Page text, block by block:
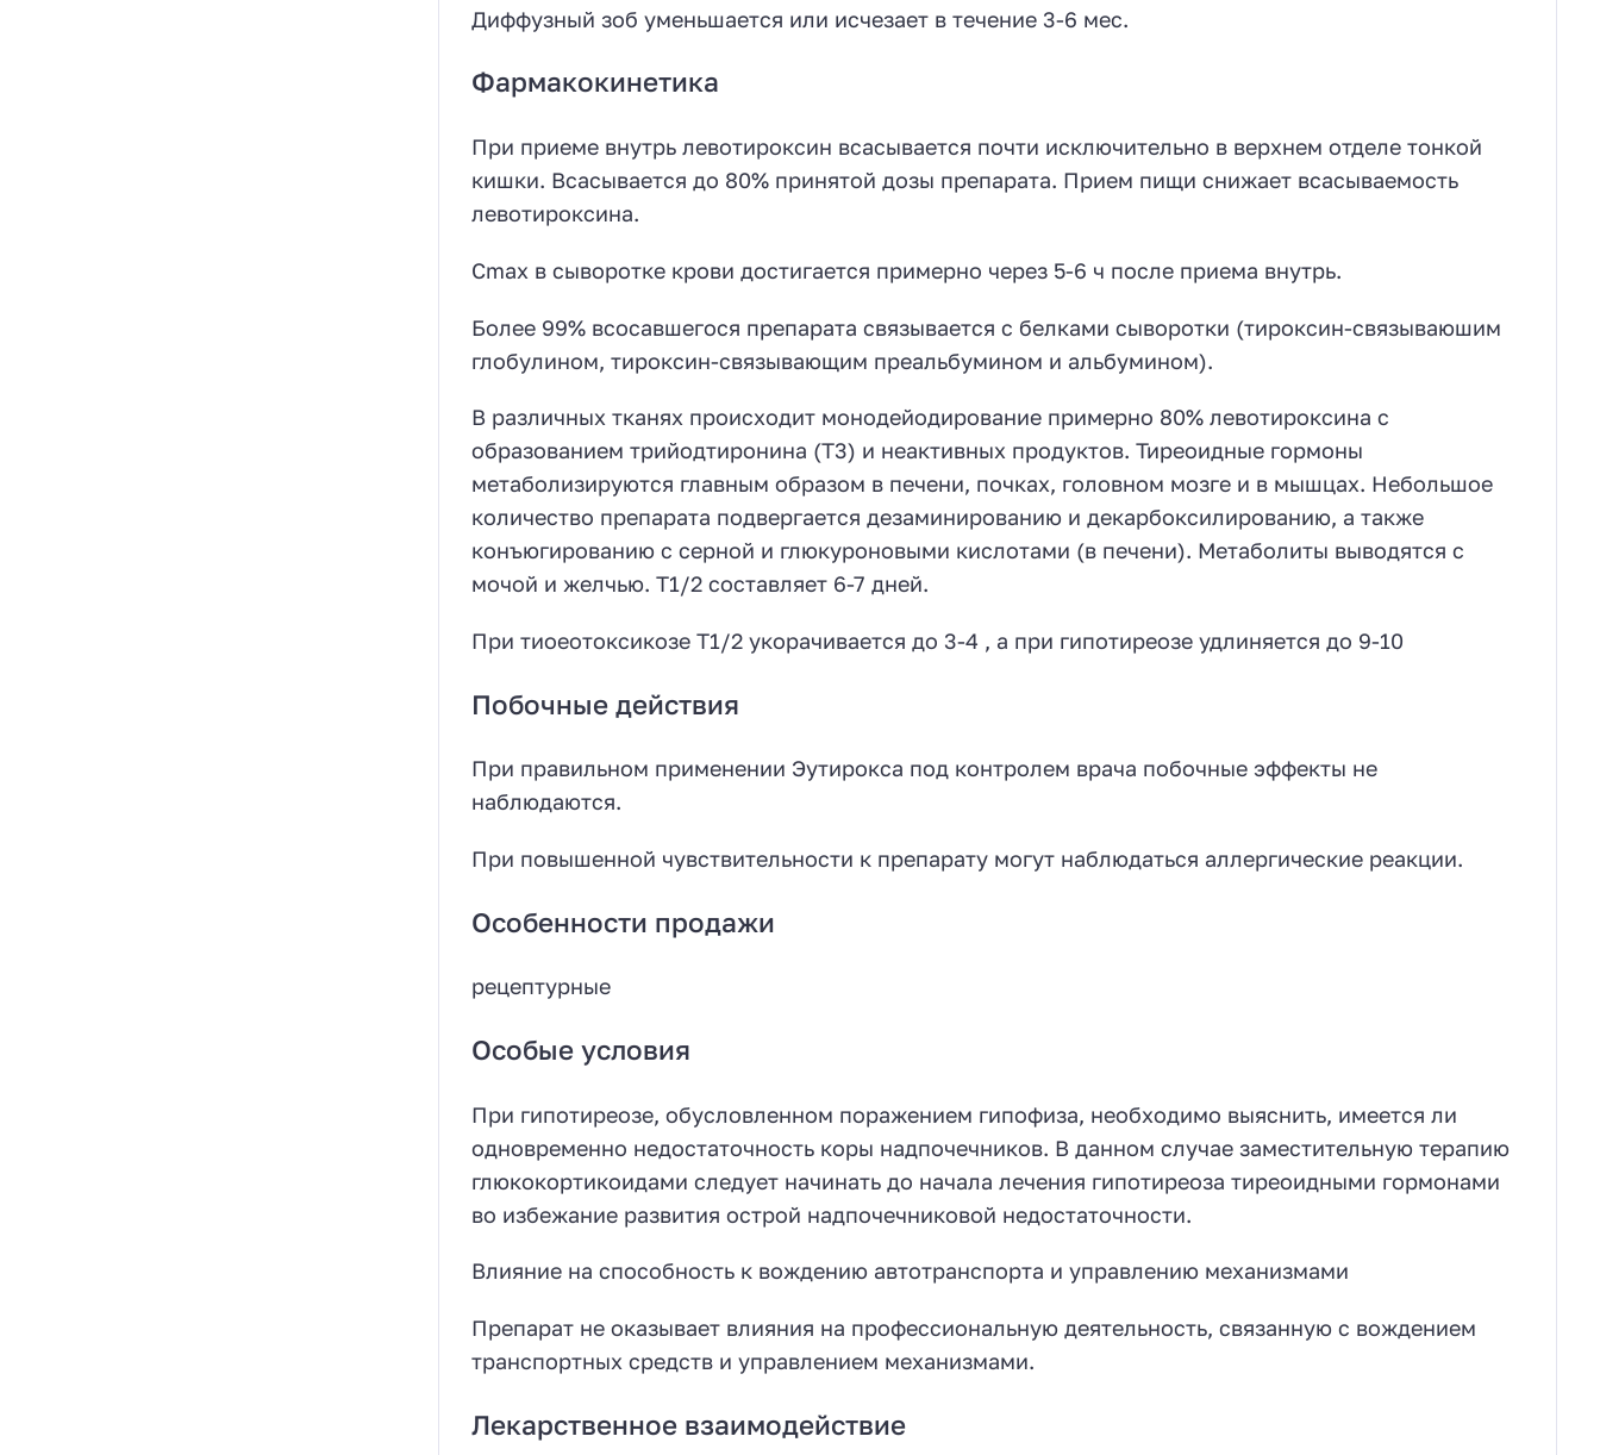
Диффузный зоб уменьшается или исчезает в течение 3-6 мес.
Фармакокинетика
При приеме внутрь левотироксин всасывается почти исключительно в верхнем отделе тонкой
кишки. Всасывается до 80% принятой дозы препарата. Прием пищи снижает всасываемость
левотироксина.
Cmax в сыворотке крови достигается примерно через 5-6 ч после приема внутрь.
Более 99% всосавшегося препарата связывается с белками сыворотки (тироксин-связываюшим
глобулином, тироксин-связывающим преальбумином и альбумином).
В различных тканях происходит монодейодирование примерно 80% левотироксина с
образованием трийодтиронина (Т3) и неактивных продуктов. Тиреоидные гормоны
метаболизируются главным образом в печени, почках, головном мозге и в мышцах. Небольшое
количество препарата подвергается дезаминированию и декарбоксилированию, а также
конъюгированию с серной и глюкуроновыми кислотами (в печени). Метаболиты выводятся с
мочой и желчью. T1/2 составляет 6-7 дней.
При тиоеотоксикозе T1/2 укорачивается до 3-4 , а при гипотиреозе удлиняется до 9-10
Побочные действия
При правильном применении Эутирокса под контролем врача побочные эффекты не
наблюдаются.
При повышенной чувствительности к препарату могут наблюдаться аллергические реакции.
Особенности продажи
рецептурные
Особые условия
При гипотиреозе, обусловленном поражением гипофиза, необходимо выяснить, имеется ли
одновременно недостаточность коры надпочечников. В данном случае заместительную терапию
глюкокортикоидами следует начинать до начала лечения гипотиреоза тиреоидными гормонами
во избежание развития острой надпочечниковой недостаточности.
Влияние на способность к вождению автотранспорта и управлению механизмами
Препарат не оказывает влияния на профессиональную деятельность, связанную с вождением
транспортных средств и управлением механизмами.
Лекарственное взаимодействие